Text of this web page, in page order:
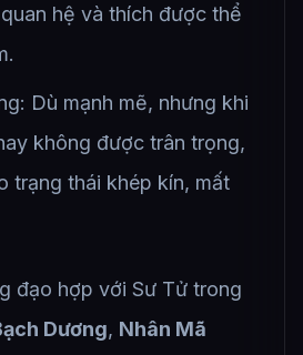
hệ và thích được thể
Dù mạnh mẽ, nhưng khi
không được trân trọng,
trạng thái khép kín, mất
đạo hợp với Sư Tử trong
Dương, Nhân Mã